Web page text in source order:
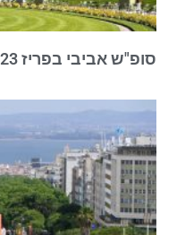
סופ"ש אביבי בפריז 2023